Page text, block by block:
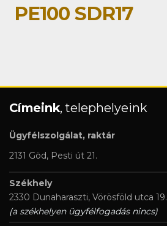
PE100 SDR17
Címeink, telephelyeink
Ügyfélszolgálat, raktár
2131 Göd, Pesti út 21.
Székhely
2330 Dunaharaszti, Vörösföld utca 19.
(a székhelyen ügyfélfogadás nincs)